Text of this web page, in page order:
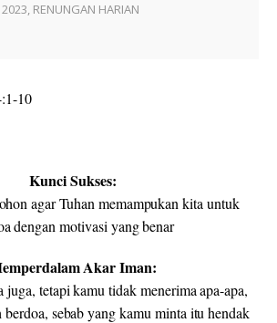
, RENUNGAN HARIAN
10
Kunci Sukses:
agar Tuhan memampukan kita untuk
dengan motivasi yang benar
Akar Iman:
juga, tetapi kamu tidak menerima apa-apa,
berdoa, sebab yang kamu minta itu hendak